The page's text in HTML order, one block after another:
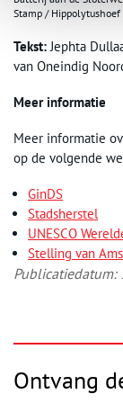
Stamp /
Tekst:Jephta
van Oneindig
Meer informatie
Meer informatie
op de volgende
GinDS
Stadsherstel
UNESCO
Stelling van
Ontvang